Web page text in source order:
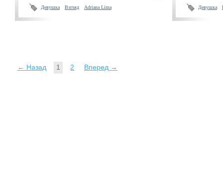
Девушка Взгляд Adriana Lima Девушка
← Назад 1 2 Вперед →